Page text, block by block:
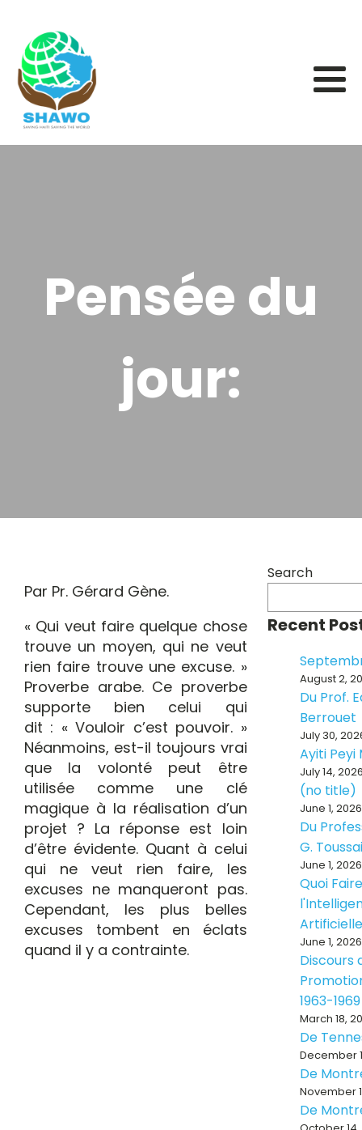
Pensée du
jour:
Par Pr. Gérard Gène.
« Qui veut faire quelque chose
trouve un moyen, qui ne veut
rien faire trouve une excuse. »
Proverbe arabe. Ce proverbe
supporte bien celui qui
dit : « Vouloir c’est pouvoir. »
Néanmoins, est-il toujours vrai
que la volonté peut être
utilisée comme une clé
magique à la réalisation d’un
projet ? La réponse est loin
d’être évidente. Quant à celui
qui ne veut rien faire, les
excuses ne manqueront pas.
Cependant, les plus belles
excuses tombent en éclats
quand il y a contrainte.
Search
Recent
August 2,
Du Prof.
Berrouet
July 30,
Ayiti Peyi
July 14,
(no title)
June 1, 2026
Du
G.
June 1, 2026
Quoi
June 1, 2026
Discours
1963-1969
March 18,
De
December
De
November
De